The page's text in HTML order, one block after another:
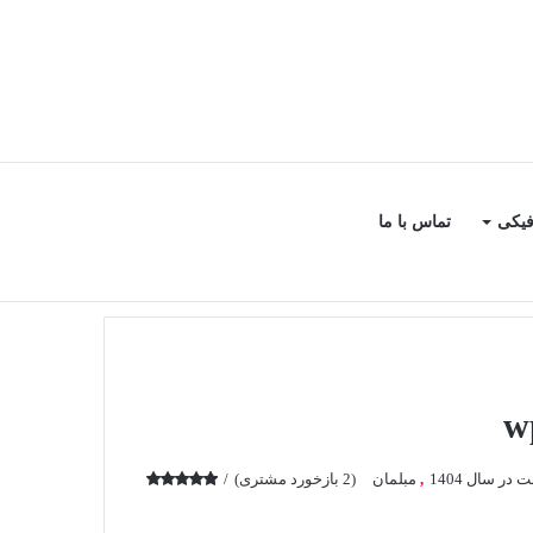
تماس با ما
(
2 بازخورد مشتری) سال 1404 , مبلمان